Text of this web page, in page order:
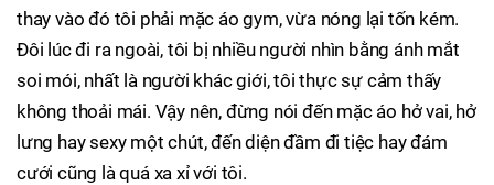
thay vào đó tôi phải mặc áo gym, vừa nóng lại tốn kém.
Đôi lúc đi ra ngoài, tôi bị nhiều người nhìn bằng ánh mắt
soi mói, nhất là người khác giới, tôi thực sự cảm thấy
không thoải mái. Vậy nên, đừng nói đến mặc áo hở vai, hở
lưng hay sexy một chút, đến diện đầm đi tiệc hay đám
cưới cũng là quá xa xỉ với tôi.